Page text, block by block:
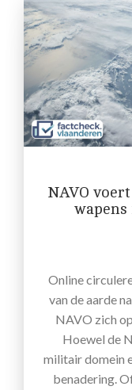
NAVO
Online
van de aarde
NAVO zich
Hoewel de
militair domein
benadering.